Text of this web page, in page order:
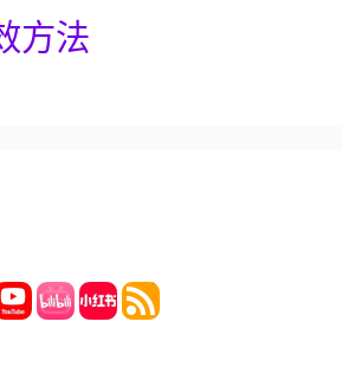
方法